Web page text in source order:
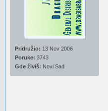
Pridružio: 13 Nov 2006
Poruke: 3743
Gde živiš: Novi Sad